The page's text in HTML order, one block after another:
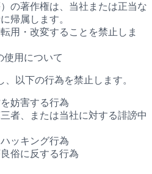
の著作権は、当社または正当な
帰属します。
用・改変することを禁止しま
使用について
以下の行為を禁止します。
妨害する行為
者、または当社に対する誹謗中
ッキング行為
俗に反する行為